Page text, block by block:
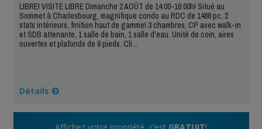
LIBRE! VISITE LIBRE Dimanche 2 AOÛT de 14:00-16:00h! Situé au
Sommet à Charlesbourg, magnifique condo au RDC de 1488 pc, 2
stats intérieurs, finition haut de gamme! 3 chambres, CP avec walk-in
et SDB attenante, 1 salle de bain, 1 salle d'eau. Unité de coin, aires
ouvertes et plafonds de 9 pieds. Cli...
Détails